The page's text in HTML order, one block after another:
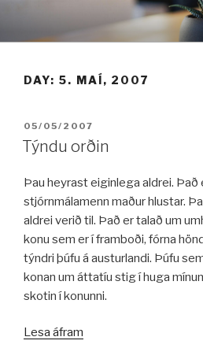
efni
DAY: 5. MAÍ, 2007
BIRT:
05/05/2007
Týndu orðin
Þau heyrast eiginlega aldrei. Það
stjórnmálamenn maður hlustar.
aldrei verið til. Það er talað um
konu sem er í framboði, fórna
týndri þúfu á austurlandi. Þúfu
konan um áttatíu stig í huga
skotin í konunni.
Lesa áfram